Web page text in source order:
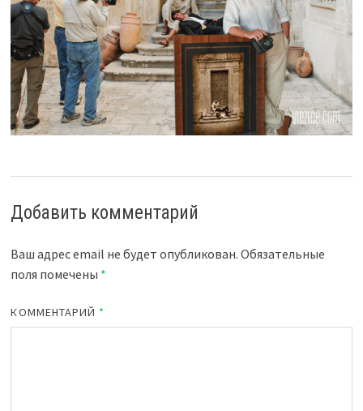
Добавить комментарий
Ваш адрес email не будет опубликован. Обязательные
поля помечены *
КОММЕНТАРИЙ *